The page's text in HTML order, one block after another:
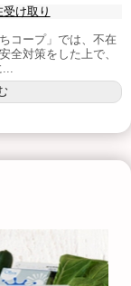
け取り
コープ」では、不在
全対策をした上で、
...